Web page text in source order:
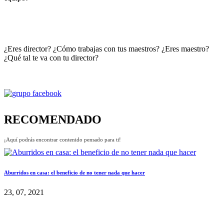
¿Eres director? ¿Cómo trabajas con tus maestros? ¿Eres maestro?
¿Qué tal te va con tu director?
RECOMENDADO
¡Aquí podrás encontrar contenido pensado para ti!
Aburridos en casa: el beneficio de no tener nada que hacer
23, 07, 2021